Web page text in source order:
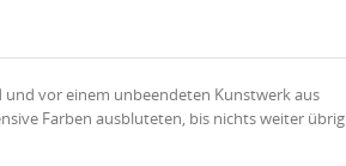
vor einem unbeendeten Kunstwerk aus
Farben ausbluteten, bis nichts weiter übrig